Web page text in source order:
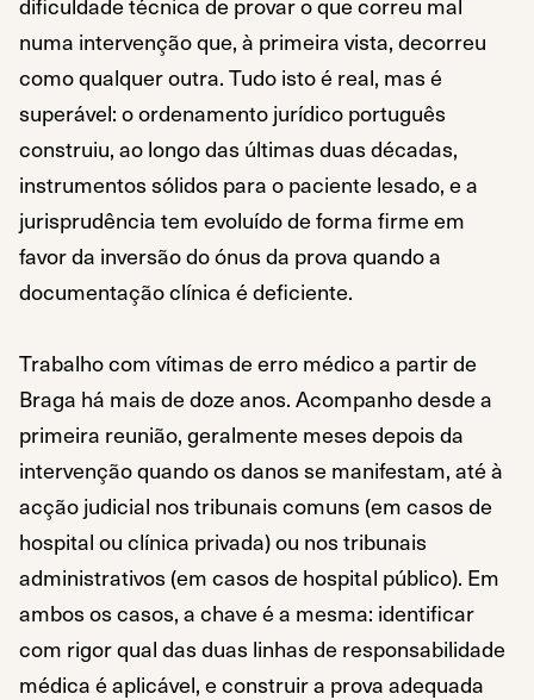
numa intervenção que, à primeira vista, decorreu
como qualquer outra. Tudo isto é real, mas é
superável: o ordenamento jurídico português
construiu, ao longo das últimas duas décadas,
instrumentos sólidos para o paciente lesado, e a
jurisprudência tem evoluído de forma firme em
favor da inversão do ónus da prova quando a
documentação clínica é deficiente.
Trabalho com vítimas de erro médico a partir de
Braga há mais de doze anos. Acompanho desde a
primeira reunião, geralmente meses depois da
intervenção quando os danos se manifestam, até à
acção judicial nos tribunais comuns (em casos de
hospital ou clínica privada) ou nos tribunais
administrativos (em casos de hospital público). Em
ambos os casos, a chave é a mesma: identificar
com rigor qual das duas linhas de responsabilidade
médica é aplicável, e construir a prova adequada